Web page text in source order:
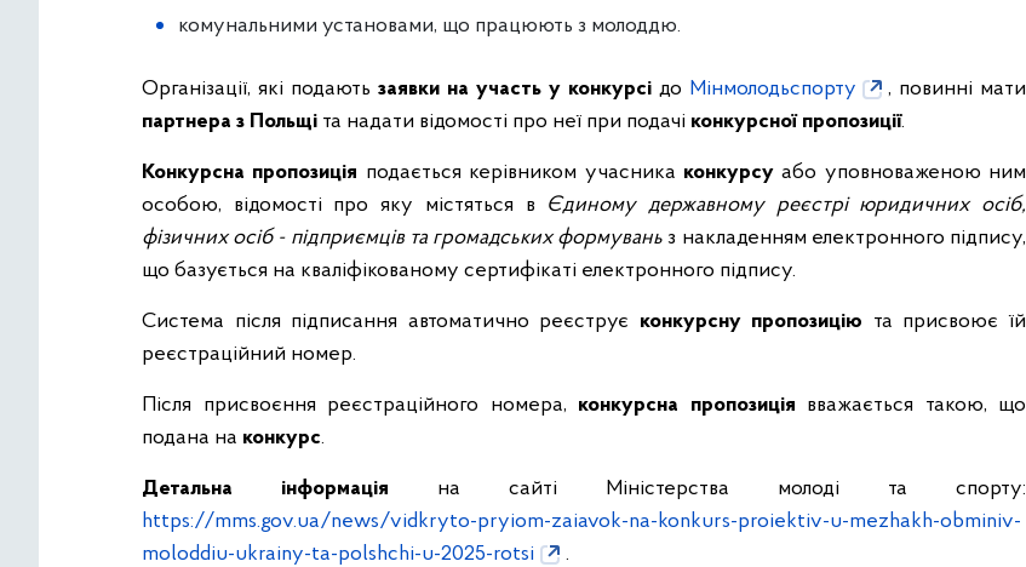
комунальними установами, що працюють з молоддю.
Організації, які подають заявки на участь у конкурсі до Мінмолодьспорту
, повинні мати
партнера з Польщі та надати відомості про неї при подачі конкурсної пропозиції.
Конкурсна пропозиція подається керівником учасника конкурсуабо уповноваженою ним
особою, відомості про яку містяться в
Єдиному державному реєстрі юридичних осіб,
фізичних осіб - підприємців та громадських формувань з накладенням електронного підпису,
що базується на кваліфікованому сертифікаті електронного підпису.
Система після підписання автоматично реєструє конкурсну пропозицію та присвоює їй
реєстраційний номер.
Після присвоєння реєстраційного номера, конкурсна пропозиція вважається такою, що
подана на конкурс.
Детальна інформація на сайті Міністерства молоді та спорту:
https://mms.gov.ua/news/vidkryto-pryiom-zaiavok-na-konkurs-proiektiv-u-mezhakh-obminiv-
moloddiu-ukrainy-ta-polshchi-u-2025-rotsi
.